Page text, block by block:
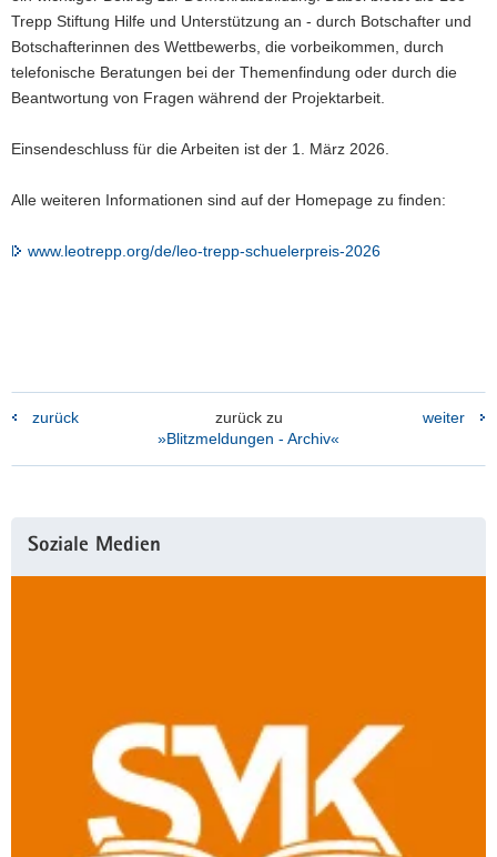
Trepp Stiftung Hilfe und Unterstützung an - durch Botschafter und
Botschafterinnen des Wettbewerbs, die vorbeikommen, durch
telefonische Beratungen bei der Themenfindung oder durch die
Beantwortung von Fragen während der Projektarbeit.
Einsendeschluss für die Arbeiten ist der 1. März 2026.
Alle weiteren Informationen sind auf der Homepage zu finden:
www.leotrepp.org/de/leo-trepp-schuelerpreis-2026
zurück
zurück zu
»Blitzmeldungen - Archiv«
weiter
Information
Soziale Medien